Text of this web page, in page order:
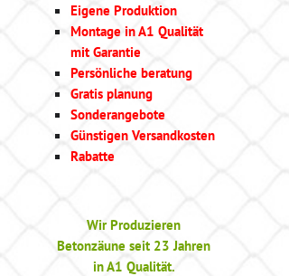
Eigene Produktion
Montage in A1 Qualität
mit Garantie
Persönliche beratung
Gratis planung
Sonderangebote
Günstigen Versandkosten
Rabatte
Wir Produzieren
Betonzäune seit 23 Jahren
in A1 Qualität.